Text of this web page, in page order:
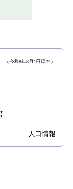
（令和8年8月1日現在）
人口情報